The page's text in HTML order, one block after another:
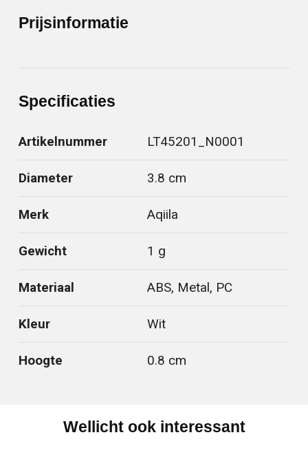
Prijsinformatie
Specificaties
Artikelnummer LT45201_N0001
Diameter 3.8 cm
Merk Aqiila
Gewicht 1 g
Materiaal ABS, Metal, PC
Kleur Wit
Hoogte 0.8 cm
Wellicht ook interessant